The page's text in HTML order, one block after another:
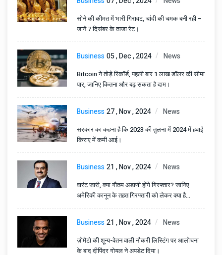
सोने की कीमत में भारी गिरावट, चांदी की चमक बनी रही –
जानें 7 दिसंबर के ताजा रेट।
Business05 , Dec , 2024 News
Bitcoin ने तोड़े रिकॉर्ड, पहली बार 1 लाख डॉलर की सीमा
पार, जानिए कितना और बढ़ सकता है दाम।
Business27 , Nov , 2024 News
सरकार का कहना है कि 2023 की तुलना में 2024 में हवाई
किराए में कमी आई।
Business21 , Nov , 2024 News
वारंट जारी, क्या गौतम अडाणी होंगे गिरफ्तार? जानिए
अमेरिकी कानून के तहत गिरफ्तारी को लेकर क्या है
स्थिति।
Business21 , Nov , 2024 News
ज़ोमैटो की शून्य-वेतन वाली नौकरी लिस्टिंग पर आलोचना
के बाद दीपिंदर गोयल ने अपडेट दिया।